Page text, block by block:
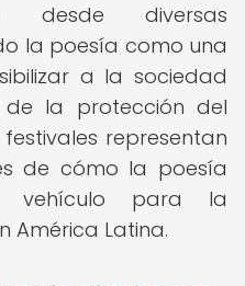
desde diversas
la poesía como una
a la sociedad
la protección del
representan
de cómo la poesía
vehículo para la
América Latina.